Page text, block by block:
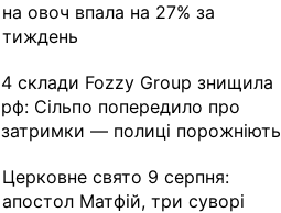
на овоч впала на 27% за
тиждень
4 склади Fozzy Group знищила
рф: Сільпо попередило про
затримки — полиці порожніють
Церковне свято 9 серпня:
апостол Матфій, три суворі